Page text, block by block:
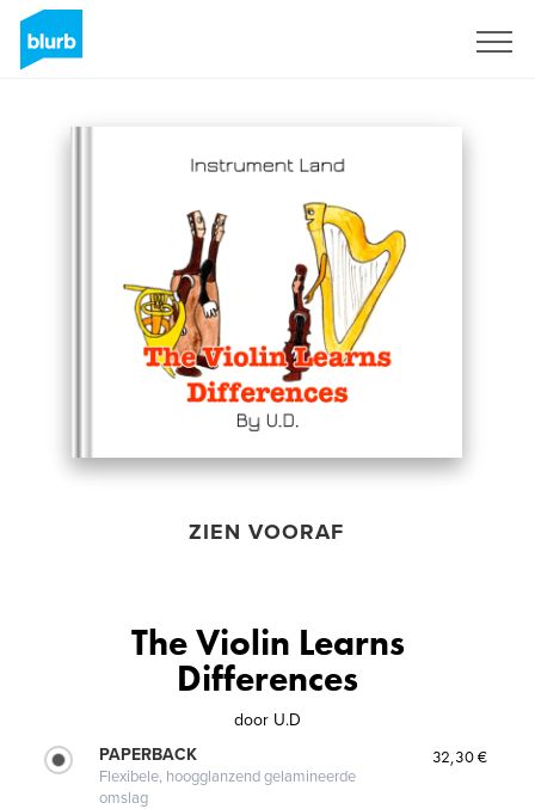
ZIEN VOORAF
The Violin Learns
Differences
door U.D
PAPERBACK
Flexibele, hoogglanzend gelamineerde
omslag
32,30 €